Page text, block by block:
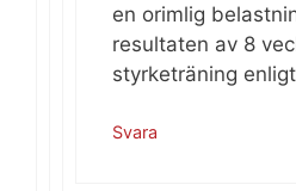
en orimlig
resultaten av 8
styrketräning
Svara